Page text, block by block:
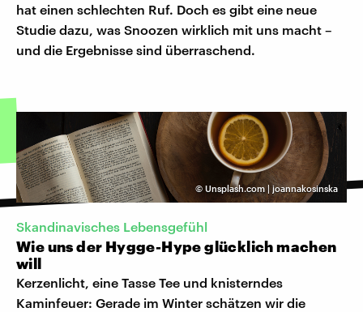
hat einen schlechten Ruf. Doch es gibt eine neue
Studie dazu, was Snoozen wirklich mit uns macht –
und die Ergebnisse sind überraschend.
© Unsplash.com | joannakosinska
Skandinavisches Lebensgefühl
Wie uns der Hygge-Hype glücklich machen
will
Kerzenlicht, eine Tasse Tee und knisterndes
Kaminfeuer: Gerade im Winter schätzen wir die